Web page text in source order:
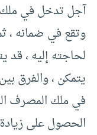
آجل تدخل في ملك
وتقع في ضمانه ،
لحاجته إليه ،
يتمكن ، والفرق
في ملك المصرف
الحصول على